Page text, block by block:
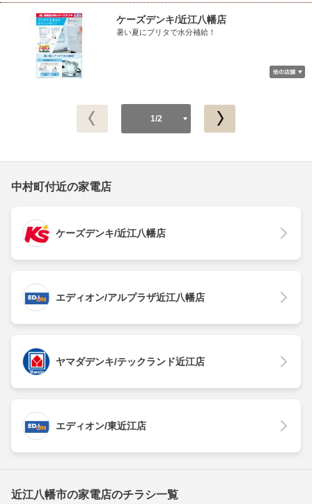
ケーズデンキ/近江八幡店
暑い夏にブリタで水分補給！
1/2
中村町付近の家電店
ケーズデンキ/近江八幡店
エディオン/アルプラザ近江八幡店
ヤマダデンキ/テックランド近江店
エディオン/東近江店
近江八幡市の家電店のチラシ一覧